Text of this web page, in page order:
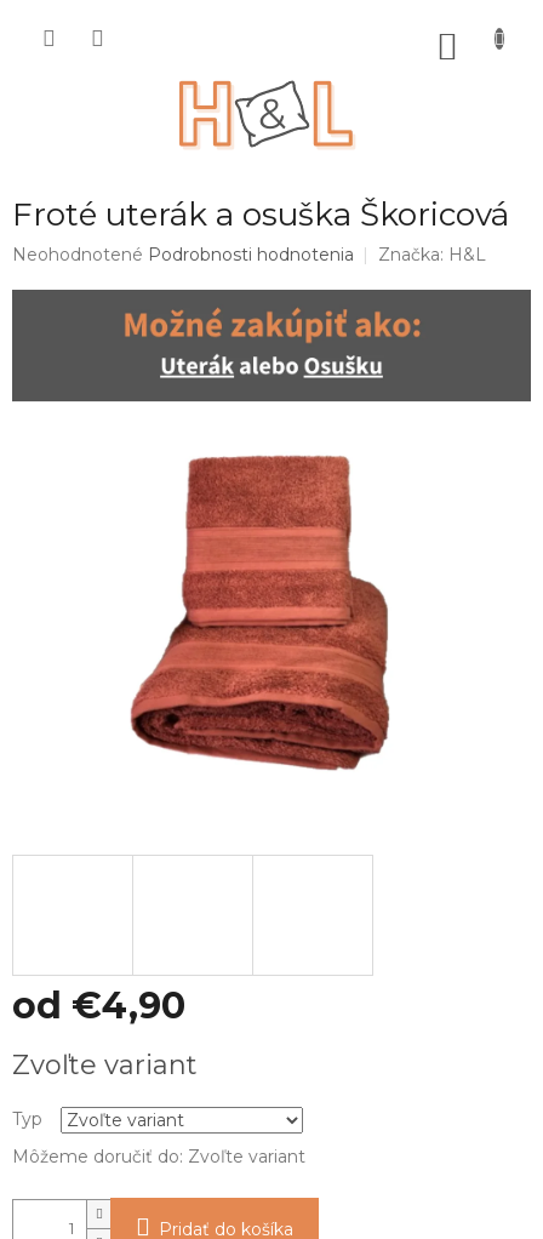
Froté uterák a osuška Škoricová
Priemerné
Neohodnotené Podrobnosti hodnotenia Značka: H&L
od €4,90
cena:
Zvoľte variant
Typ
Môžeme doručiť do: Zvoľte variant
Pridať do košíka